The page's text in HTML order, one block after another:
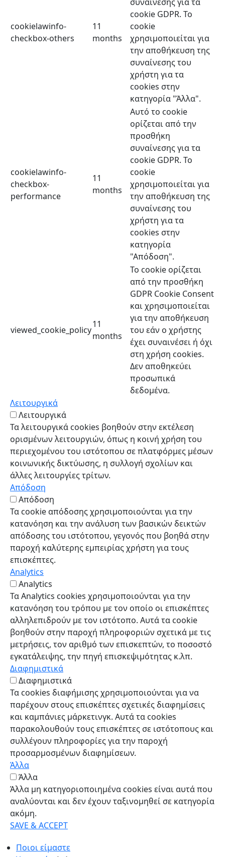
cookielawinfo-
checkbox-others
11
months
cookie GDPR. Το
cookie
χρησιμοποιείται για
την αποθήκευση της
συναίνεσης του
χρήστη για τα
cookies στην
κατηγορία "Άλλα".
cookielawinfo-
checkbox-
performance
11
months
Αυτό το cookie
ορίζεται από την
προσθήκη
συναίνεσης για τα
cookie GDPR. Το
cookie
χρησιμοποιείται για
την αποθήκευση της
συναίνεσης του
χρήστη για τα
cookies στην
κατηγορία
"Απόδοση".
viewed_cookie_policy
11
months
Το cookie ορίζεται
από την προσθήκη
GDPR Cookie Consent
και χρησιμοποιείται
για την αποθήκευση
του εάν ο χρήστης
έχει συναινέσει ή όχι
στη χρήση cookies.
Δεν αποθηκεύει
προσωπικά
δεδομένα.
Λειτουργικά
Λειτουργικά
Τα λειτουργικά cookies βοηθούν στην εκτέλεση
ορισμένων λειτουργιών, όπως η κοινή χρήση του
περιεχομένου του ιστότοπου σε πλατφόρμες μέσων
κοινωνικής δικτύωσης, η συλλογή σχολίων και
άλλες λειτουργίες τρίτων.
Απόδοση
Απόδοση
Τα cookie απόδοσης χρησιμοποιούνται για την
κατανόηση και την ανάλυση των βασικών δεικτών
απόδοσης του ιστότοπου, γεγονός που βοηθά στην
παροχή καλύτερης εμπειρίας χρήστη για τους
επισκέπτες.
Analytics
Analytics
Τα Analytics cookies χρησιμοποιούνται για την
κατανόηση του τρόπου με τον οποίο οι επισκέπτες
αλληλεπιδρούν με τον ιστότοπο. Αυτά τα cookie
βοηθούν στην παροχή πληροφοριών σχετικά με τις
μετρήσεις, τον αριθμό των επισκεπτών, το ποσοστό
εγκατάλειψης, την πηγή επισκεψιμότητας κ.λπ.
Διαφημιστικά
Διαφημιστικά
Τα cookies διαφήμισης χρησιμοποιούνται για να
παρέχουν στους επισκέπτες σχετικές διαφημίσεις
και καμπάνιες μάρκετινγκ. Αυτά τα cookies
παρακολουθούν τους επισκέπτες σε ιστότοπους και
συλλέγουν πληροφορίες για την παροχή
προσαρμοσμένων διαφημίσεων.
Άλλα
Άλλα
Άλλα μη κατηγοριοποιημένα cookies είναι αυτά που
αναλύονται και δεν έχουν ταξινομηθεί σε κατηγορία
ακόμη.
SAVE & ACCEPT
Ποιοι είμαστε